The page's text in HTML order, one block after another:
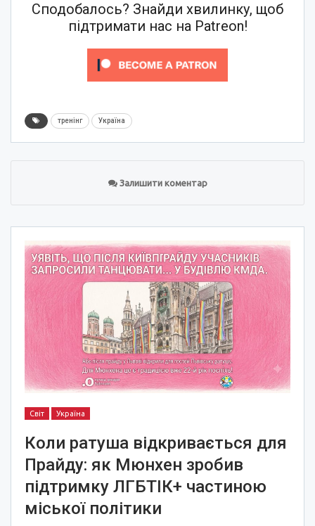
Сподобалось? Знайди хвилинку, щоб
підтримати нас на Patreon!
тренінг Україна
Залишити коментар
Світ Україна
Коли ратуша відкривається для
Прайду: як Мюнхен зробив
підтримку ЛГБТІК+ частиною
міської політики